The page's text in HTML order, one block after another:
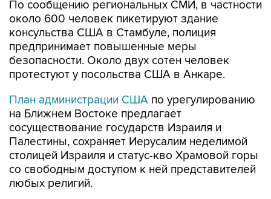
консульства США в Стамбуле, полиция
предпринимает повышенные меры
безопасности. Около двух сотен человек
протестуют у посольства США в Анкаре.
План администрации СШАпо урегулированию
сосуществование государств Израиля и
Палестины, сохраняет Иерусалим неделимой
столицей Израиля и статус-кво Храмовой горы
со свободным доступом к ней представителей
любых религий.
План также предполагает разоружение